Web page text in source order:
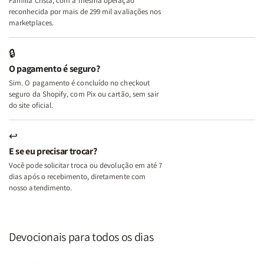
A
Mulher
Lar
A
Lar
reconhecida por mais de 299 mil avaliações nos
marketplaces.
🔒
O pagamento é seguro?
Sim. O pagamento é concluído no checkout
seguro da Shopify, com Pix ou cartão, sem sair
do site oficial.
↩
E se eu precisar trocar?
Você pode solicitar troca ou devolução em até 7
dias após o recebimento, diretamente com
nosso atendimento.
Devocionais para todos os dias